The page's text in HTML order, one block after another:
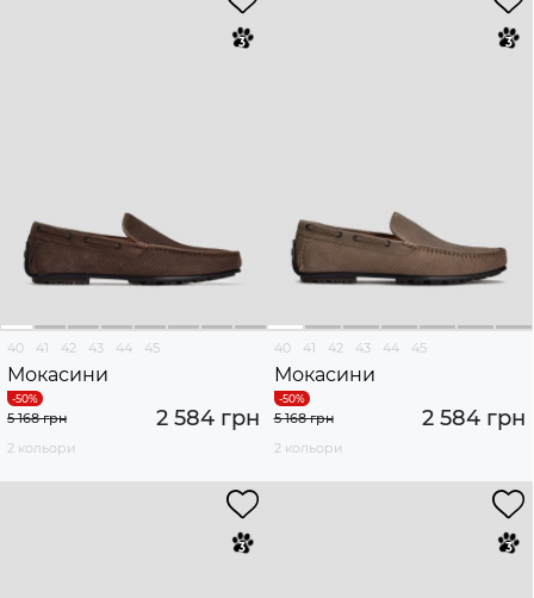
40 41 42 43 44 45
Мокасини
2 584 грн
5 168 грн
2 кольори
40 41 42 43 44 45
Мокасини
2 584 грн
5 168 грн
2 кольори